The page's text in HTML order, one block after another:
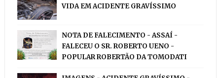
VIDA EM ACIDENTE GRAVÍSSIMO
NOTA DE FALECIMENTO - ASSAÍ -
FALECEU O SR. ROBERTO UENO -
POPULAR ROBERTÃO DA TOMODATI